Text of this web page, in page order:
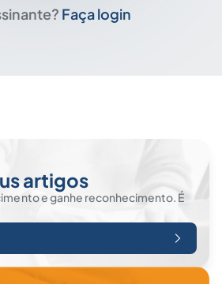
Faça login
artigos
e ganhe reconhecimento. É